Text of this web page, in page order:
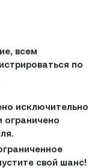
всем
по
исключительно
ограничено
свой шанс!